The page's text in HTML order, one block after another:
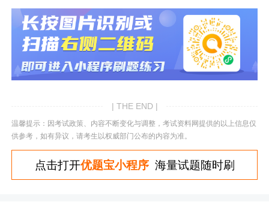
| THE END |
温馨提示：因考试政策、内容不断变化与调整，考试资料网提供的以上信息仅
供参考，如有异议，请考生以权威部门公布的内容为准。
点击打开优题宝小程序海量试题随时刷